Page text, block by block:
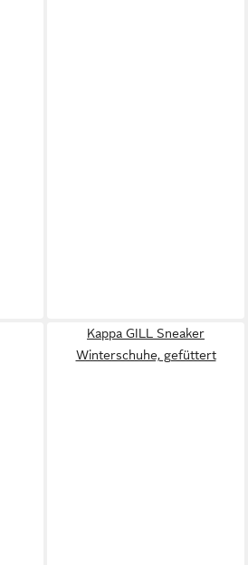
Kappa GILL Sneaker
Winterschuhe, gefüttert